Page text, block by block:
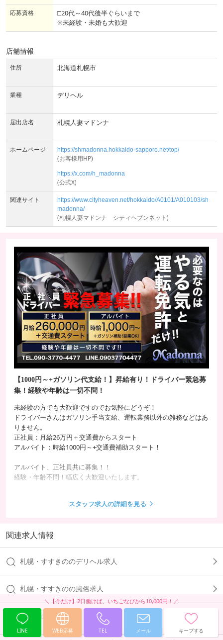
応募資格
□20代～40代後半ぐらいまで
※未経験・未婚も大歓迎
店舗情報
住所 北海道札幌市
業種 デリヘル
届出店名 札幌人妻マドンナ
ホームページ https://shmadonna.hokkaido-sapporo.net/top/
(お客様用HP)
https://x.com/h_madonna
(公式X)
関連サイト
https://www.cityheaven.net/hokkaido/A0101/A010103/sh
madonna/
(札幌人妻マドンナ シティヘブンネット)
【1000円～+ガソリン代支給！】昇給有り！ドライバー緊急募
集！経験や年齢は一切不問！
未経験の方でも大歓迎ですのでお気軽にどうぞ！
ドライバーさんはガソリン手当支給、運転業務以外の雑務などはあ
りません。
正社員：月給26万円＋交通費からスタート
アルバイト：時給1000円～+交通費補助スタート！
アルバイト、正社員共に募集！！
経験・年齢不問！幅広く大歓迎いたします。
TEL：090-3770-4477スタッフ求人の詳細を見る
LINE WEB応募 TEL メール キープする
関連求人情報
札幌・すすきののデリヘル求人
札幌・すすきのの風俗求人
北海道の風俗求人